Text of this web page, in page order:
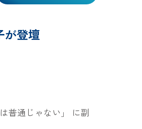
が登壇
普通じゃない」 に副